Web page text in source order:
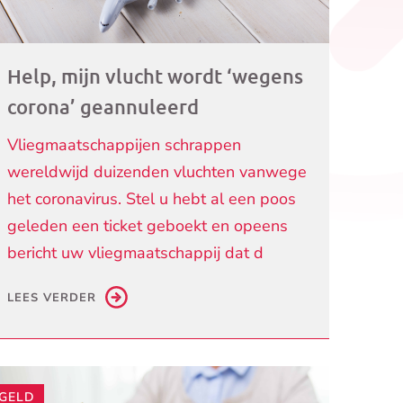
Help, mijn vlucht wordt ‘wegens
corona’ geannuleerd
Vliegmaatschappijen schrappen
wereldwijd duizenden vluchten vanwege
het coronavirus. Stel u hebt al een poos
geleden een ticket geboekt en opeens
bericht uw vliegmaatschappij dat d
LEES VERDER